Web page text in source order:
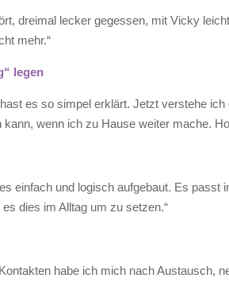
dreimal lecker gegessen, mit Vicky
mehr.“
legen
es so simpel erklärt. Jetzt verstehe
wenn ich zu Hause weiter mache.
einfach und logisch aufgebaut. Es
dies im Alltag um zu setzen.“
habe ich mich nach Austausch,